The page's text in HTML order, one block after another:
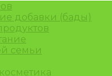
добавки (бады)
семьи